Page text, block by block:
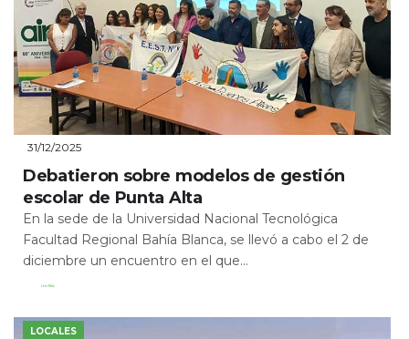
31/12/2025
Debatieron sobre modelos de gestión
escolar de Punta Alta
En la sede de la Universidad Nacional Tecnológica
Facultad Regional Bahía Blanca, se llevó a cabo el 2 de
diciembre un encuentro en el que...
Leer Más
LOCALES